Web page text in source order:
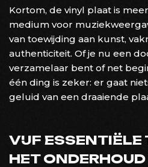
Kortom, de vinyl plaat is
medium voor
van toewijding aan kunst,
authenticiteit. Of je nu een
verzamelaar bent of net
één ding is zeker: er gaat
geluid van een draaiende
VIJF ESSENTIËLE
HET